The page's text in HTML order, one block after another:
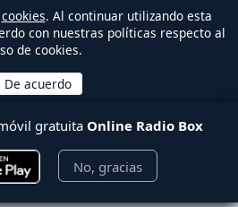
cookies. Al continuar utilizando esta
con nuestras políticas respecto al
de cookies.
gratuita Online Radio Box
No, gracias